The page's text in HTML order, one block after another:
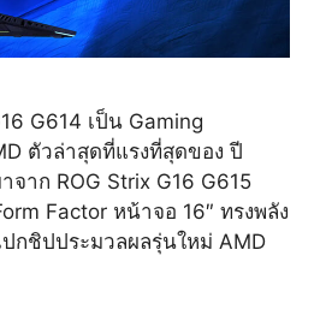
G614 เป็น Gaming
ตัวล่าสุดที่แรงที่สุดของ ปี
จาก ROG Strix G16 G615
Factor หน้าจอ 16″ ทรงพลัง
กชิปประมวลผลรุ่นใหม่ AMD